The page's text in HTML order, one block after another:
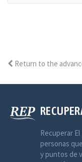
Return to the
Recuperar
personas
y puntos de